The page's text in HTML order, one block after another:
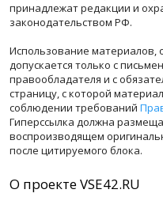
принадлежат редакции и
законодательством РФ.
Использование материалов,
допускается только с
правообладателя и с
страницу, с которой
соблюдении требований
Гиперссылка должна
воспроизводящем
после цитируемого блока.
О проекте VSE42.RU